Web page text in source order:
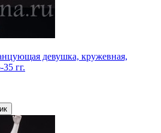
девушка, кружевная,
гг.